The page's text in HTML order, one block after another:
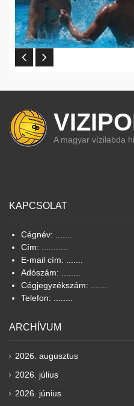
A magyar vízilabda
KAPCSOLAT
Cégnév: .......
Cím: ...........
E-mail cím: .......
Adószám: ........
Cégjegyzékszám: .......
Telefon: ........
ARCHÍVUM
2026. augusztus
2026. július
2026. június